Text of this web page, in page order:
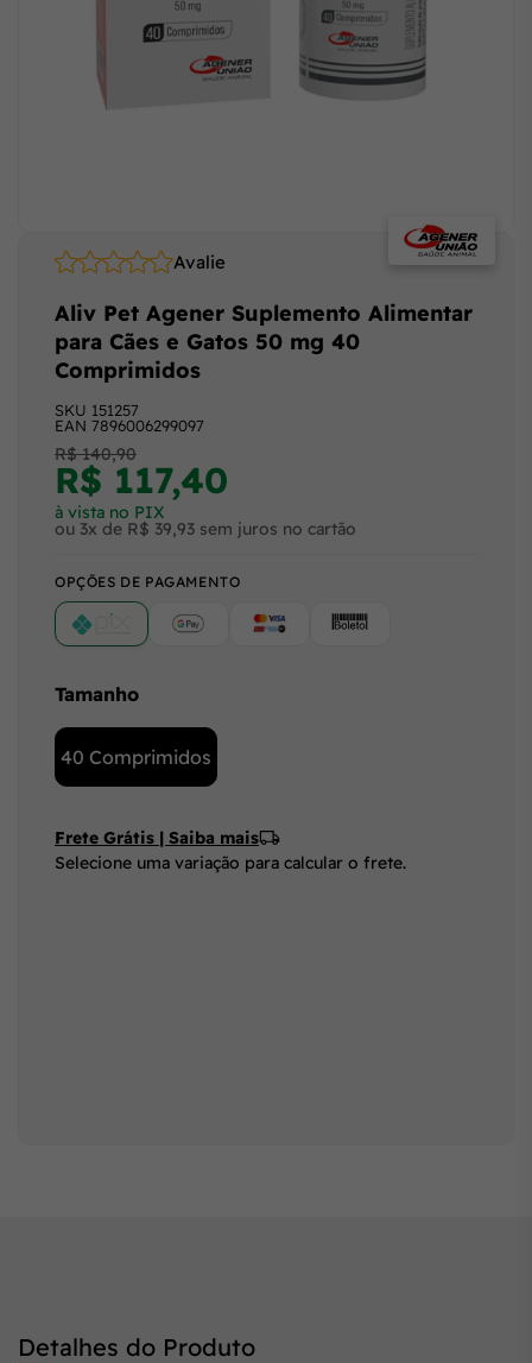
Avalie
SKU 151257
EAN 7896006299097
Aliv Pet Agener Suplemento Alimentar
para Cães e Gatos 50 mg 40
Comprimidos
R$ 140,90
R$ 117,40
à vista no PIX
ou 3x de R$ 39,93 sem juros no cartão
OPÇÕES DE PAGAMENTO
Google Pay (Crédito/Débito)
Cartão Boleto
Frete Grátis | Saiba mais
Selecione uma variação para calcular o frete.
Tamanho
40 Comprimidos
Detalhes do Produto